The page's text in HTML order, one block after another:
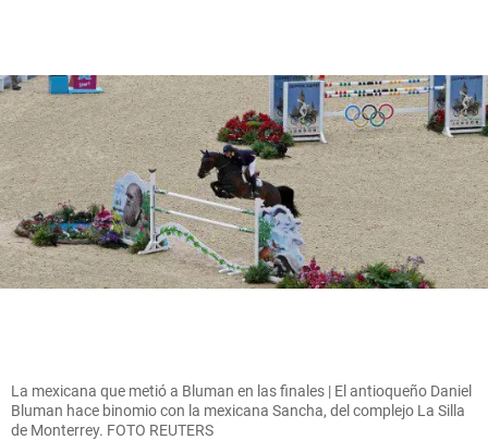
La mexicana que metió a Bluman en las finales | El antioqueño Daniel
Bluman hace binomio con la mexicana Sancha, del complejo La Silla
de Monterrey. FOTO REUTERS